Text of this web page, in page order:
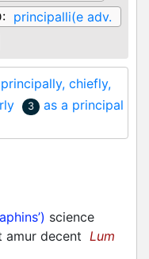
principalli(e adv.
principally, chiefly,
3
as a principal
science
amur decent Lum